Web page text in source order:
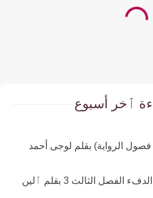
ٱخر أسبوع
الرواية) بقلم لوجى أحمد
رواية ليل وما تبقى من الدفء الفصل الثالث 3 بقلم ٱلين